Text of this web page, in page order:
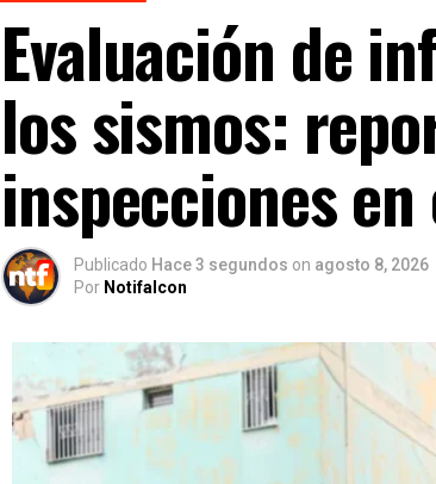
Evaluación de
los sismos:
inspecciones
Publicado Hace 3 segundos on agosto 8, 2026
Por Notifalcon